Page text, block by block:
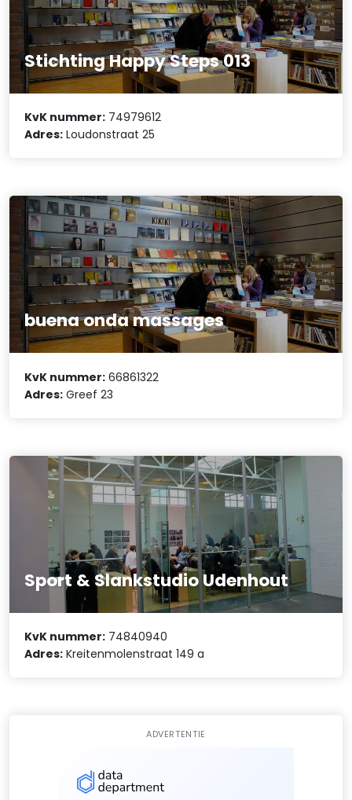
Stichting Happy Steps 013
KvK nummer: 74979612
Adres: Loudonstraat 25
buena onda massages
KvK nummer: 66861322
Adres: Greef 23
Sport & Slankstudio Udenhout
KvK nummer: 74840940
Adres: Kreitenmolenstraat 149 a
ADVERTENTIE